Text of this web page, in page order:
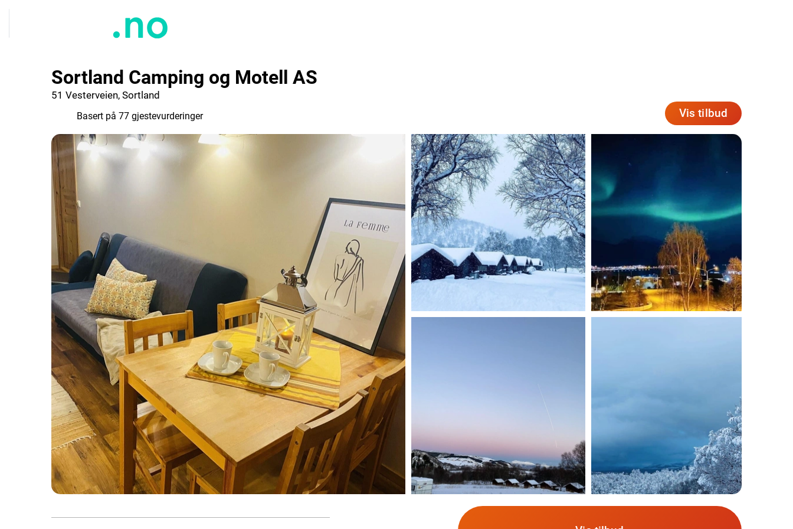
Sortland Camping og Motell AS
51 Vesterveien, Sortland
Basert på 77 gjestevurderinger Vis tilbud